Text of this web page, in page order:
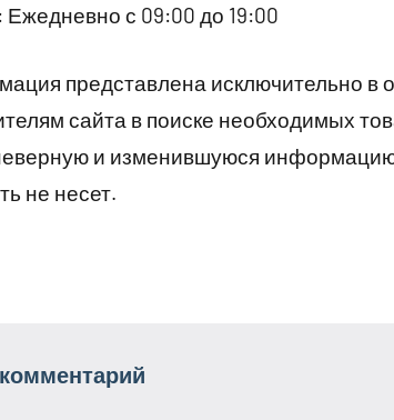
с 09:00 до 19:00
представлена исключительно в
сайта в поиске необходимых
и изменившуюся
не несет.